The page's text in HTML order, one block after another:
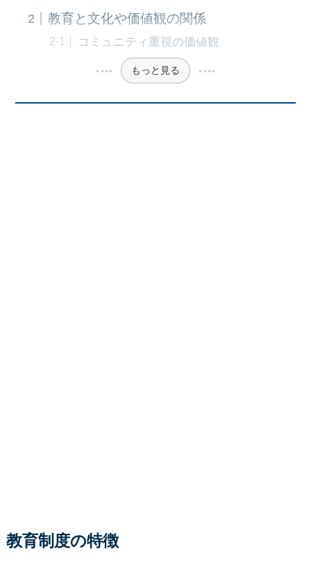
教育と文化や価値観の関係
コミュニティ重視の価値観
もっと見る
教育制度の特徴